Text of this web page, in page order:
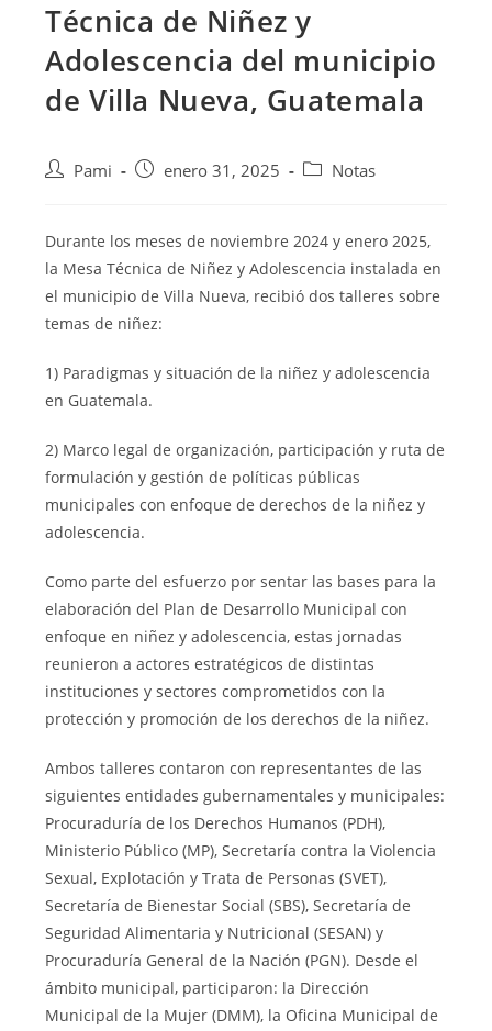
Técnica de Niñez y
Adolescencia del municipio
de Villa Nueva, Guatemala
Pami enero 31, 2025 Notas
Durante los meses de noviembre 2024 y enero 2025,
la Mesa Técnica de Niñez y Adolescencia instalada en
el municipio de Villa Nueva, recibió dos talleres sobre
temas de niñez:
1) Paradigmas y situación de la niñez y adolescencia
en Guatemala.
2) Marco legal de organización, participación y ruta de
formulación y gestión de políticas públicas
municipales con enfoque de derechos de la niñez y
adolescencia.
Como parte del esfuerzo por sentar las bases para la
elaboración del Plan de Desarrollo Municipal con
enfoque en niñez y adolescencia, estas jornadas
reunieron a actores estratégicos de distintas
instituciones y sectores comprometidos con la
protección y promoción de los derechos de la niñez.
Ambos talleres contaron con representantes de las
siguientes entidades gubernamentales y municipales:
Procuraduría de los Derechos Humanos (PDH),
Ministerio Público (MP), Secretaría contra la Violencia
Sexual, Explotación y Trata de Personas (SVET),
Secretaría de Bienestar Social (SBS), Secretaría de
Seguridad Alimentaria y Nutricional (SESAN) y
Procuraduría General de la Nación (PGN). Desde el
ámbito municipal, participaron: la Dirección
Municipal de la Mujer (DMM), la Oficina Municipal de